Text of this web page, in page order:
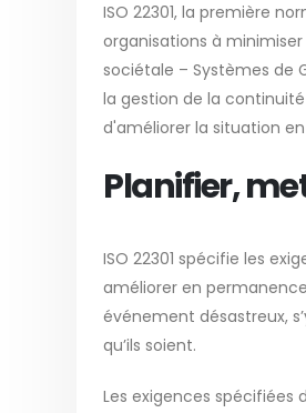
ISO 22301, la première
organisations à minimiser
sociétale – Systèmes de
la gestion de la
d'améliorer la situation
Planifier,
ISO 22301 spécifie les
améliorer en
événement désastreux,
qu’ils soient.
Les exigences spécifiées